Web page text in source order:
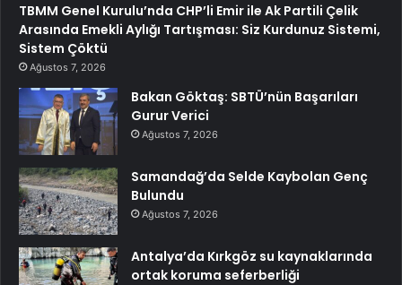
TBMM Genel Kurulu’nda CHP’li Emir ile Ak Partili Çelik
Arasında Emekli Aylığı Tartışması: Siz Kurdunuz Sistemi,
Sistem Çöktü
Ağustos 7, 2026
Bakan Göktaş: SBTÜ’nün Başarıları
Gurur Verici
Ağustos 7, 2026
Samandağ’da Selde Kaybolan Genç
Bulundu
Ağustos 7, 2026
Antalya’da Kırkgöz su kaynaklarında
ortak koruma seferberliği